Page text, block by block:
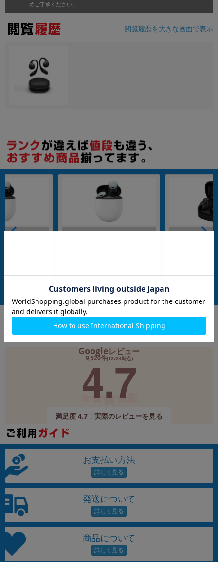
めご了承ください。
閲覧履歴を大きな画面で表示
Pro Fog GA0320 Google Pixel Buds Pro Fog GA0320
中古Aランク 5,980 円 (税込)
Victor HA-FX550T
中古Cランク
Googleレビュー
9,520件(12/24時点)
4.7
満足度 4.7！実際のレビューを見る
お支払い方法
発送について
商品について
円 ～